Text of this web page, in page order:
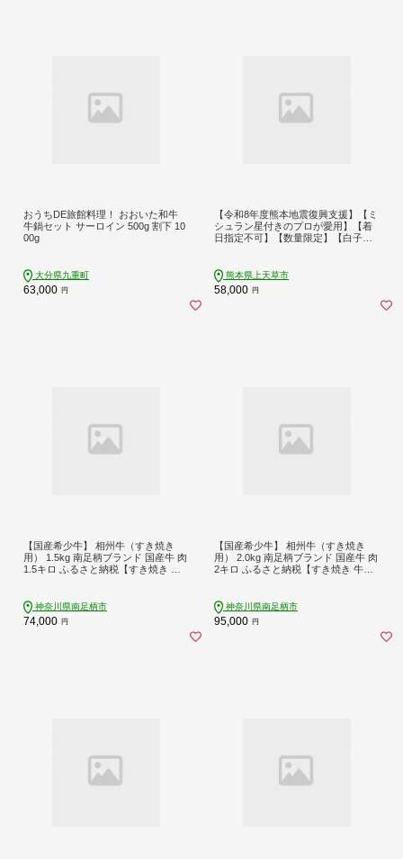
おうちDE旅館料理！ おおいた和牛
牛鍋セット サーロイン 500g 割下 10
00g
大分県九重町
63,000 円
【令和8年度熊本地震復興支援】【ミ
シュラン星付きのプロが愛用】【着
日指定不可】【数量限定】【白子
月下旬-2027年3月下旬発送予定】ふ
ぐ刺し ふぐ鍋 フグ ふぐ刺身セット
河豚
熊本県上天草市
58,000 円
【国産希少牛】 相州牛（すき焼き
用） 1.5kg 南足柄ブランド 国産牛 肉
1.5キロ ふるさと納税【すき焼き 牛
神奈川県南足柄市
74,000 円
【国産希少牛】 相州牛（すき焼き
用） 2.0kg 南足柄ブランド 国産牛 肉
2キロ ふるさと納税【すき焼き 牛肉
神奈川県南足柄市
95,000 円